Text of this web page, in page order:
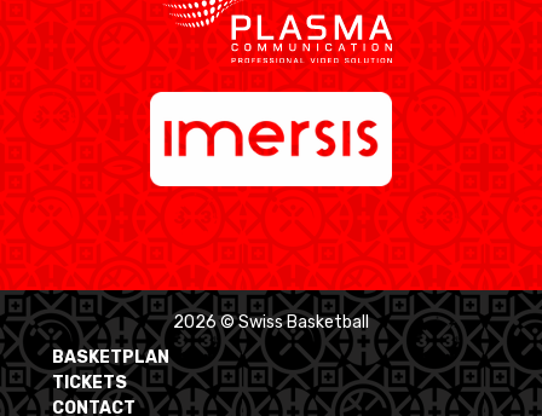
2026 © Swiss Basketball
BASKETPLAN
TICKETS
CONTACT